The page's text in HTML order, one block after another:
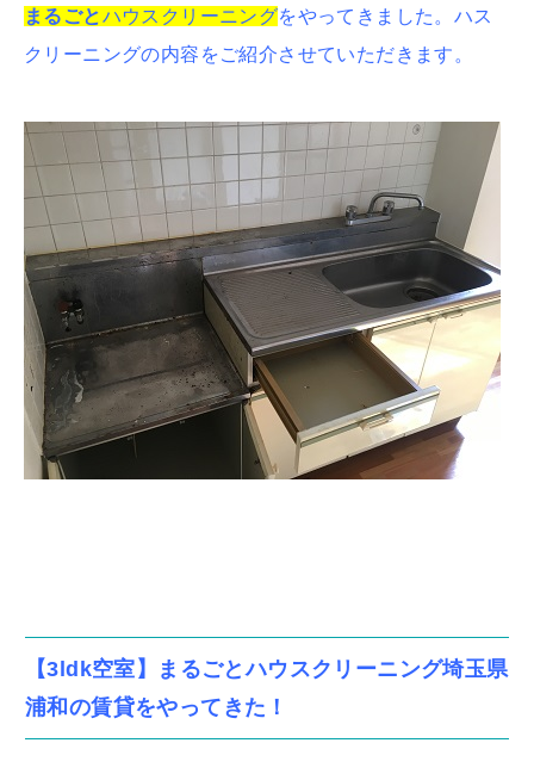
まるごとハウスクリーニングをやってきました。ハス
クリーニングの内容をご紹介させていただきます。
【3ldk空室】まるごとハウスクリーニング埼玉県
浦和の賃貸をやってきた！